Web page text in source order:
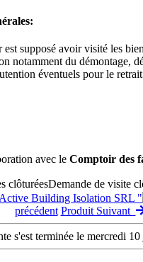
est supposé avoir visité les
notamment du démontage,
éventuels pour le
avec le Comptoir des
clôturéesDemande de visite
Building Isolation SRL "
précédent Produit Suivant
s'est terminée le mercredi